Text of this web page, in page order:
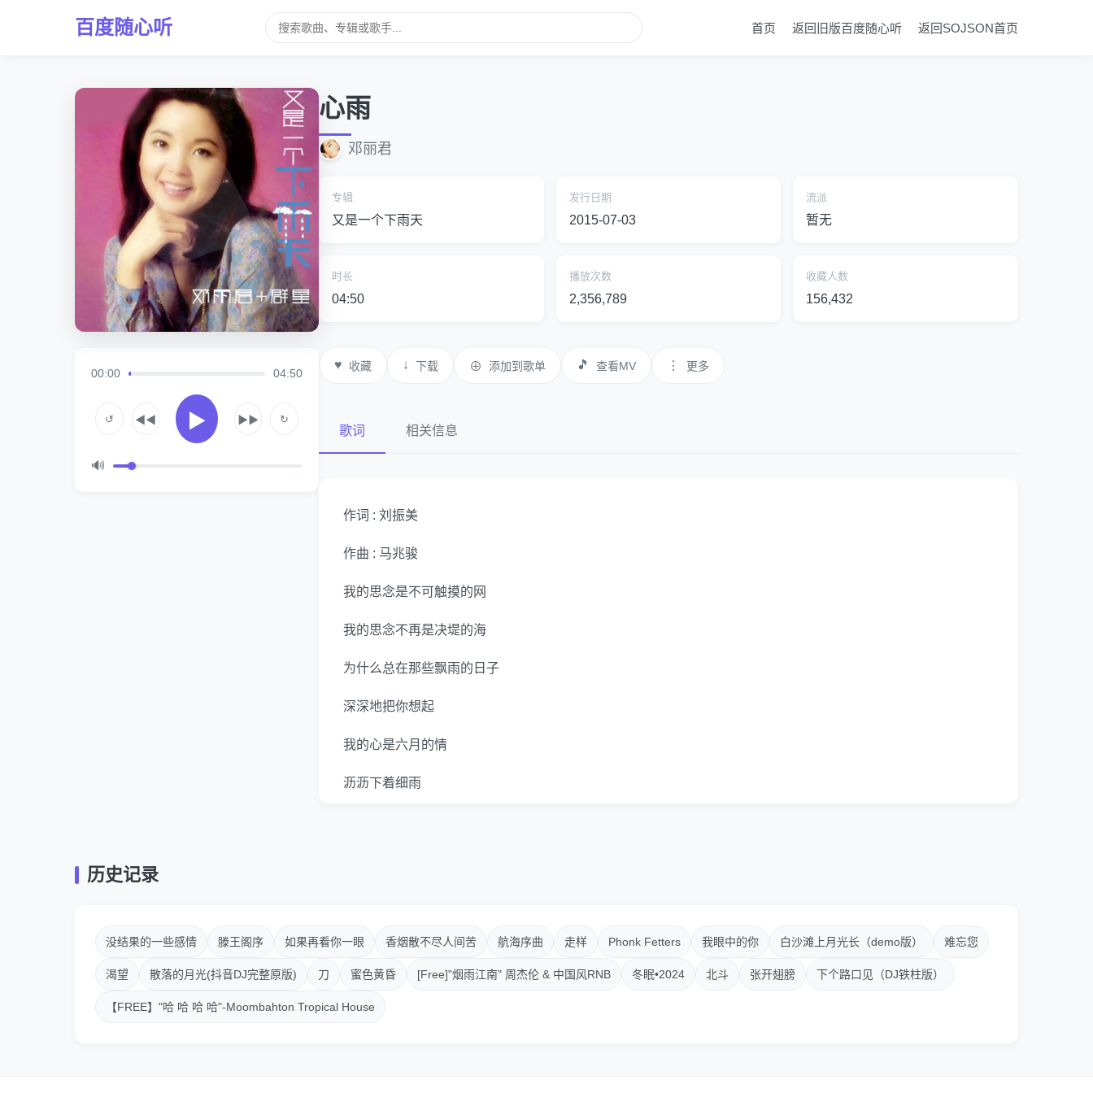
百度随心听 首页 返回旧版百度随心听 返回SOJSON首页
00:00 04:50
↺ ◀◀ ▶ ▶▶ ↻
🔊
心雨
邓丽君
专辑
又是一个下雨天
发行日期
2015-07-03
流派
暂无
时长
04:50
播放次数
2,356,789
收藏人数
156,432
♥ 收藏 ↓ 下载 ⊕ 添加到歌单 🎵 查看MV ⋮ 更多
歌词 相关信息
作词 : 刘振美
作曲 : 马兆骏
我的思念是不可触摸的网
我的思念不再是决堤的海
为什么总在那些飘雨的日子
深深地把你想起
我的心是六月的情
沥沥下着细雨
让我最后一次想你
我的思念是不可触摸的网
我的思念不再是决堤的海
历史记录
没结果的一些感情 滕王阁序 如果再看你一眼 香烟散不尽人间苦 航海序曲 走样 Phonk Fetters 我眼中的你 白沙滩上月光长（demo版） 难忘您
渴望 散落的月光(抖音DJ完整原版) 刀 蜜色黄昏 [Free]"烟雨江南" 周杰伦 & 中国风RNB 冬眠•2024 北斗 张开翅膀 下个路口见（DJ铁柱版）
【FREE】"哈 哈 哈 哈"-Moombahton Tropical House